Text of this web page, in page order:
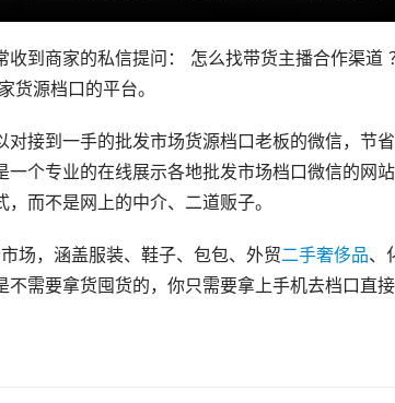
到商家的私信提问： 怎么找带货主播合作渠道
货源档口的平台。
接到一手的批发市场货源档口老板的微信，节
个专业的在线展示各地批发市场档口微信的网
而不是网上的中介、二道贩子。
场，涵盖服装、鞋子、包包、外贸二手奢侈品、
需要拿货囤货的，你只需要拿上手机去档口直